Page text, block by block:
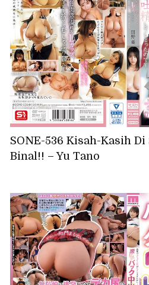
SONE-536 Kisah-Kasih Di
Binal!! – Yu Tano